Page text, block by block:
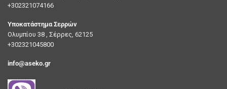
+302321074166
Υποκατάστημα Σερρών
Ολυμπίου 38 , Σέρρες, 62125
+302321045800
info@aseko.gr